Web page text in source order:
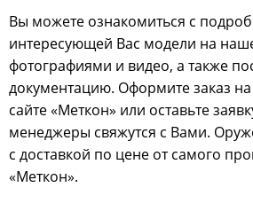
Вы можете ознакомиться с
интересующей Вас модели на
фотографиями и видео, а также
документацию. Оформите заказ
сайте «Меткон» или оставьте
менеджеры свяжутся с Вами.
с доставкой по цене от самого
«Меткон».